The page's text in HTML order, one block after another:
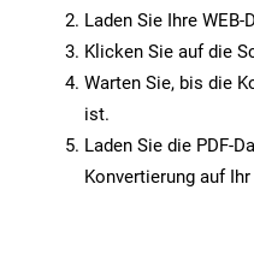
Laden Sie Ihre
Klicken Sie auf die
Warten Sie, bis die
ist.
Laden Sie die PDF-
Konvertierung auf